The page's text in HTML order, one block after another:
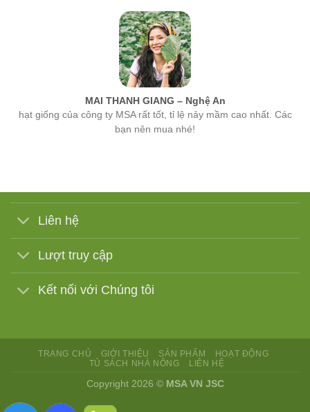
MAI THANH GIANG – Nghệ An
hạt giống của công ty MSA rất tốt, tỉ lệ nảy mầm cao nhất. Các
bạn nên mua nhé!
Liên hệ
Lượt truy cập
Kết nối với Chúng tôi
Copyright 2026 ©MSA VN JSC